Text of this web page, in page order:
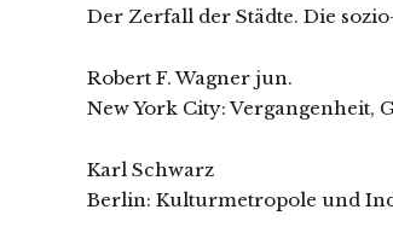
Der Zerfall der Städte. Die
Robert F. Wagner jun.
New York City: Vergangenheit,
Karl Schwarz
Berlin: Kulturmetropole und